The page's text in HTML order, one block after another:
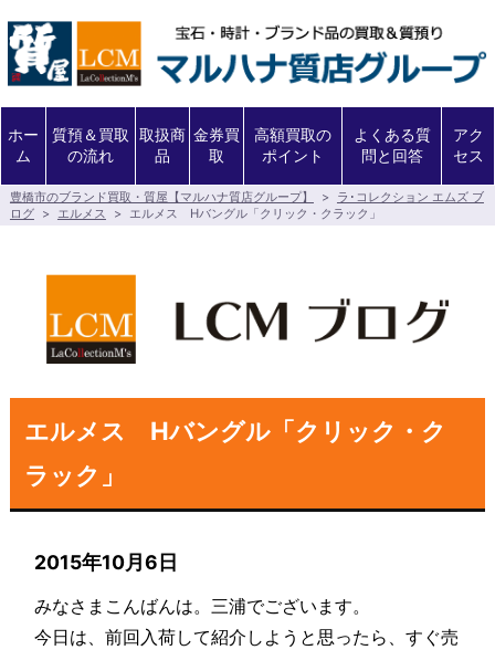
ホー
ム
質預＆買取
の流れ
取扱商
品
金券買
取
高額買取の
ポイント
よくある質
問と回答
アク
セス
豊橋市のブランド買取・質屋【マルハナ質店グループ】 >
ラ･コレクション エムズ ブ
ログ > エルメス > エルメス Hバングル「クリック・クラック」
エルメス Hバングル「クリック・ク
ラック」
2015年10月6日
みなさまこんばんは。三浦でございます。
今日は、前回入荷して紹介しようと思ったら、すぐ売